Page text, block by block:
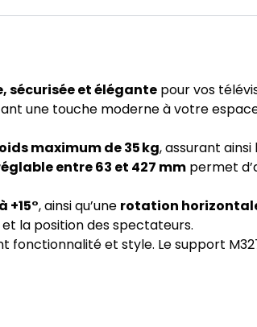
sécurisée et élégante pour vos
touche moderne à votre espace,
maximum de 35 kg, assurant
entre 63 et 427 mm permet
+15°, ainsi qu’une rotation
la position des spectateurs.
fonctionnalité et style. Le support